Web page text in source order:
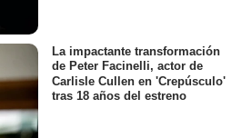
La impactante transformación
de Peter Facinelli, actor de
Carlisle Cullen en 'Crepúsculo'
tras 18 años del estreno